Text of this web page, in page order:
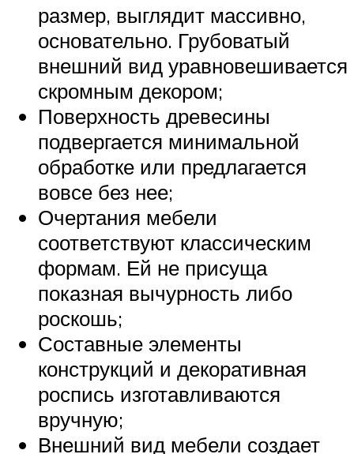
размер, выглядит массивно,
основательно. Грубоватый
внешний вид уравновешивается
скромным декором;
Поверхность древесины
подвергается минимальной
обработке или предлагается
вовсе без нее;
Очертания мебели
соответствуют классическим
формам. Ей не присуща
показная вычурность либо
роскошь;
Составные элементы
конструкций и декоративная
роспись изготавливаются
вручную;
Внешний вид мебели создает